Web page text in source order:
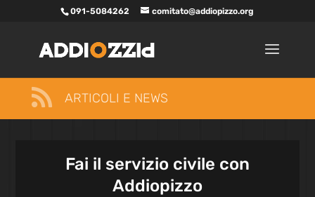
091-5084262 comitato@addiopizzo.org
 ARTICOLI E NEWS
Fai il servizio civile con
Addiopizzo